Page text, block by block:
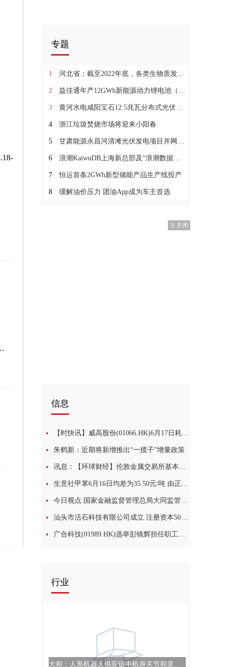
化高端晶圆激光切割设备
专题
1 河北省：截至2022年底，各类生物质发电装机容量总计约2191MW
2 益佳通年产12GWh新能源动力锂电池（一期）项目投产
3 黄河水电咸阳宝石12.5兆瓦分布式光伏项目并网发电
4 浙江垃圾焚烧市场将迎来小阳春
5 甘肃能源永昌河清滩光伏发电项目并网发电
6 浪潮KaiwuDB上海新总部及“浪潮数据库产业联合实验室”落成
7 恒运首条2GWh新型储能产品生产线投产
8 缓解油价压力 团油App成为车主首选
X 关闭
信息
【时快讯】威高股份(01066.HK)6月17日耗资98.73万港元回购30.84万股
朱鹤新：近期将新增推出“一揽子”增量政策
讯息：【环球财经】伦敦金属交易所基本金属16日普遍上涨
生意社甲苯6月16日均差为35.50元/吨 由正向扩大转为缩小|当前热点
今日视点:国家金融监督管理总局大同监管分局核准杨泽林左云县长青村镇银行有限责任公司董事任职资格
汕头市活石科技有限公司成立 注册资本50万人民币 每日热讯
广合科技(01989.HK)选举彭镜辉担任职工董事
行业
大和：人形机器人供应链中机身关节和灵巧手执行器最具投资可操作性 最看好拓普集团(601689.SH)等